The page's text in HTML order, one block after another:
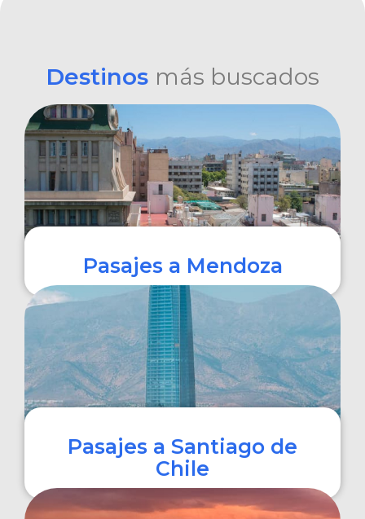
Destinos más buscados
Pasajes a Mendoza
COMPRAR
Pasajes a Santiago de
Chile